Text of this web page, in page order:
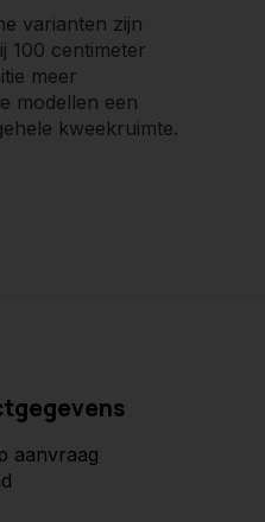
varianten zijn
100 centimeter
meer
modellen een
kweekruimte.
aanvraag